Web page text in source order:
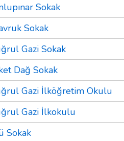
Sokak
Sokak
Gazi Sokak
Dağ Sokak
Gazi İlköğretim Okulu
Gazi İlkokulu
Sokak